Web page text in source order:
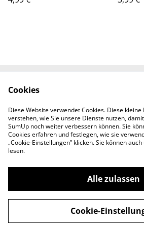
Kontaktieren Sie uns
Datenschutzbestimm
ungen von SumUp
©2026Holundergut Panckow &
Cookies
Diese Website verwendet Cookies. Diese
verstehen, wie Sie unsere Dienste nutzen,
SumUp noch weiter verbessern können. Sie
Cookies erfahren und festlegen, wie sie
„Cookie-Einstellungen” klicken. Sie können
lesen.
Alle zulassen
Cookie-